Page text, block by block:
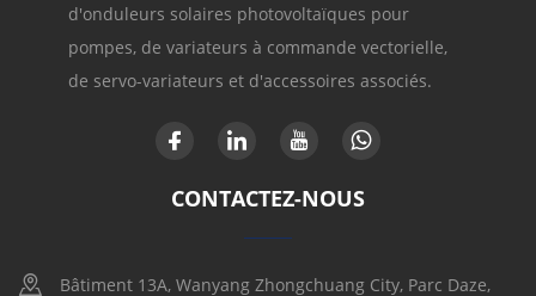
d'onduleurs solaires photovoltaïques pour
pompes, de variateurs à commande vectorielle,
de servo-variateurs et d'accessoires associés.
CONTACTEZ-NOUS
Bâtiment 13A, Wanyang Zhongchuang City, Parc Daze,